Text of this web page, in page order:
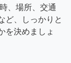
、場所、交通
ど、しっかりと
を決めましょ